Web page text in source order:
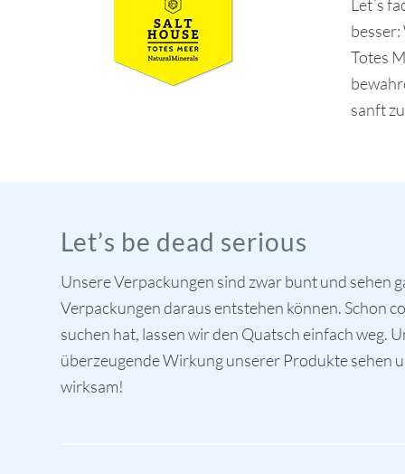
Let´s
Totes
sanft
Let’s be dead serious
Unsere Verpackungen sind zwar bunt und sehen
Verpackungen daraus entstehen können. Schon
suchen hat, lassen wir den Quatsch einfach weg.
überzeugende Wirkung unserer Produkte sehen
wirksam!